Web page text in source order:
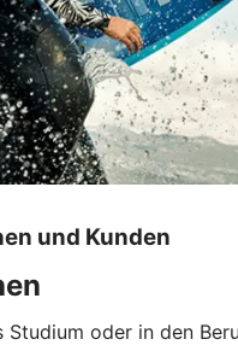
und Kunden
oder in den